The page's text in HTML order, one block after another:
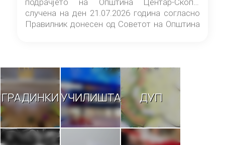
подрачјето на Општина Центар-Скопје
случена на ден 21.07.2026 година согласно
Правилник донесен од Советот на Општина
ГРАДИНКИУЧИЛИШТА ДУП